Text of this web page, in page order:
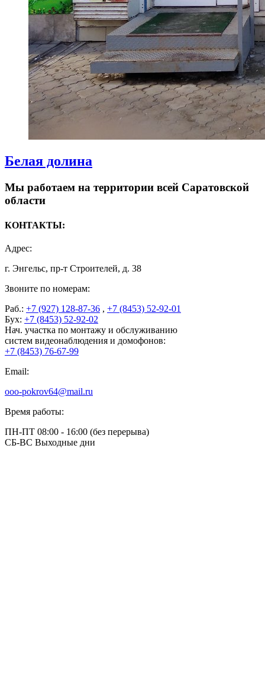
Белая долина
Мы работаем на территории всей Саратовской
области
КОНТАКТЫ:
Адрес:
г. Энгельс, пр-т Строителей, д. 38
Звоните по номерам:
Раб.: +7 (927) 128-87-36 , +7 (8453) 52-92-01
Бух: +7 (8453) 52-92-02
Нач. участка по монтажу и обслуживанию
систем видеонаблюдения и домофонов:
+7 (8453) 76-67-99
Email:
ooo-pokrov64@mail.ru
Время работы:
ПН-ПТ 08:00 - 16:00 (без перерыва)
СБ-ВС Выходные дни